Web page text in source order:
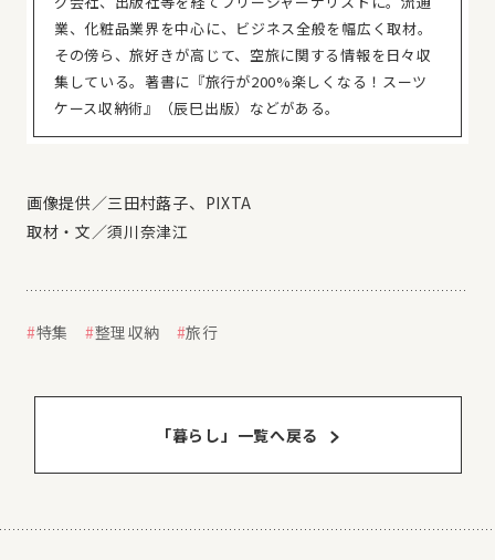
業、化粧品業界を中心に、ビジネス全般を幅広く取材。
その傍ら、旅好きが高じて、空旅に関する情報を日々収
集している。著書に『旅行が200%楽しくなる！スーツ
ケース収納術』（辰巳出版）などがある。
画像提供／三田村蕗子、PIXTA
取材・文／須川奈津江
特集 整理収納 旅行
「暮らし」⼀覧へ戻る